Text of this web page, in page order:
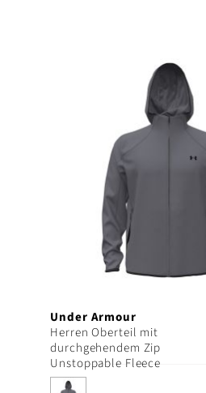
Under Armour
Herren Oberteil mit
durchgehendem Zip
Unstoppable Fleece